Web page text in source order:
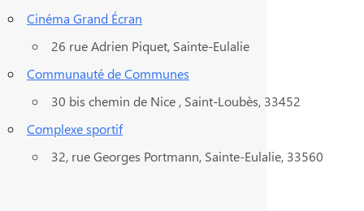
Cinéma Grand Écran
26 rue Adrien Piquet, Sainte-Eulalie
Communauté de Communes
30 bis chemin de Nice , Saint-Loubès, 33452
Complexe sportif
32, rue Georges Portmann, Sainte-Eulalie, 33560